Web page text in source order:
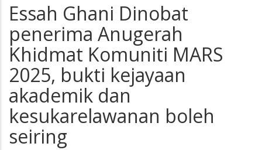
Essah Ghani Dinobat
penerima Anugerah
Khidmat Komuniti MARS
2025, bukti kejayaan
akademik dan
kesukarelawanan boleh
seiring